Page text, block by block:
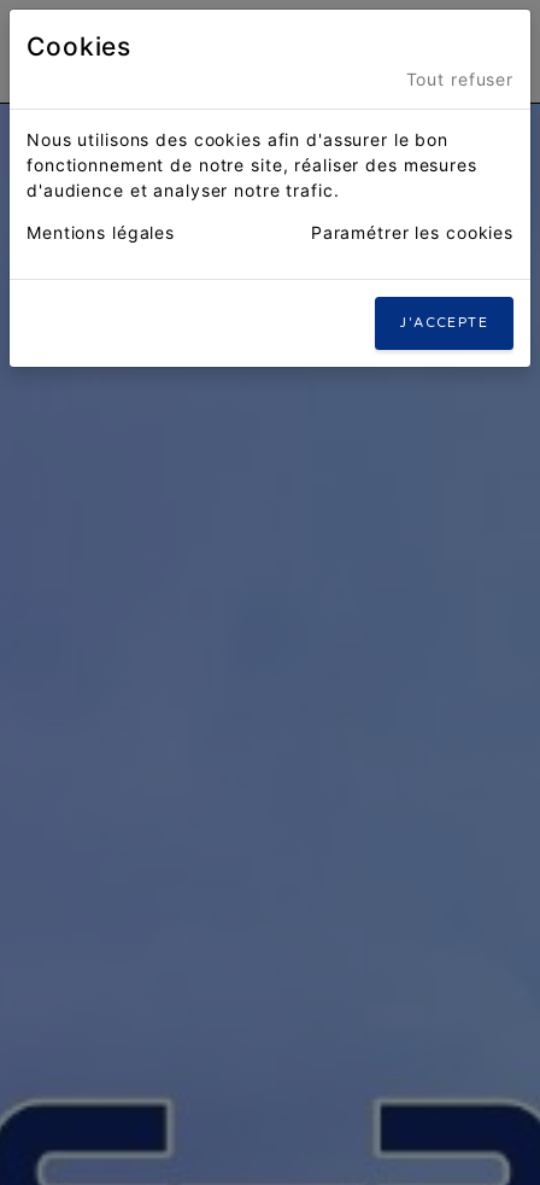
Cookies
Tout refuser
Nous utilisons des cookies afin d'assurer le bon
fonctionnement de notre site, réaliser des mesures
d'audience et analyser notre trafic.
Mentions légales Paramétrer les cookies
J'ACCEPTE